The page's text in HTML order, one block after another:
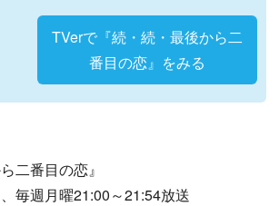
TVerで『続・続・最後から二
番目の恋』をみる
二番目の恋』
毎週月曜21:00～21:54放送